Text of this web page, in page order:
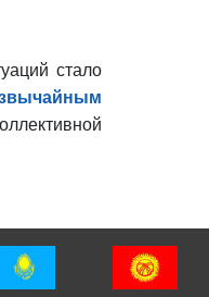
стало